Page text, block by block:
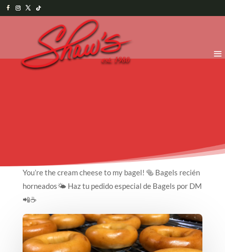
You’re the cream cheese to my bagel! 🥯 Bagels recién
horneados🌤 Haz tu pedido especial de Bagels por DM
📲☕️